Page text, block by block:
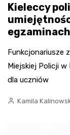
Kieleccy
Funkcjonariusze
Miejskiej Policji
dla uczniów
Kamila